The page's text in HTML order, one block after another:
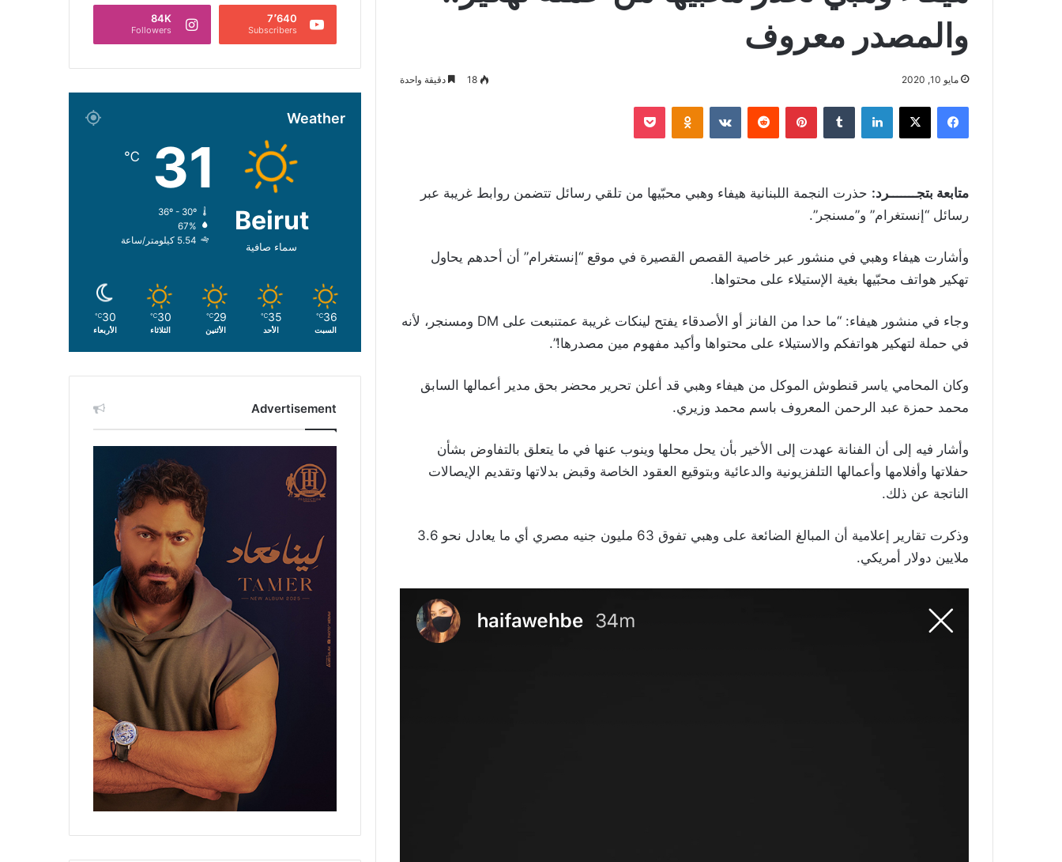
والمصدر معروف
مايو 10, 2020 18 دقيقة واحدة
فيسبوك ‫X لينكدإن بينتيريست Odnoklassniki
‫Pocket
متابعة بتجـــــــرد: حذرت النجمة اللبنانية هيفاء وهبي محبّيها من تلقي رسائل تتضمن روابط غريبة عبر
رسائل “إنستغرام” و”مسنجر”.
وأشارت هيفاء وهبي في منشور عبر خاصية القصص القصيرة في موقع “إنستغرام” أن أحدهم يحاول
تهكير هواتف محبّيها بغية الإستيلاء على محتواها.
وجاء في منشور هيفاء: “ما حدا من الفانز أو الأصدقاء يفتح لينكات غريبة عمتنبعت على DM ومسنجر، لأنه
في حملة لتهكير هواتفكم والاستيلاء على محتواها وأكيد مفهوم مين مصدرها!”.
وكان المحامي ياسر قنطوش الموكل من هيفاء وهبي قد أعلن تحرير محضر بحق مدير أعمالها السابق
محمد حمزة عبد الرحمن المعروف باسم محمد وزيري.
وأشار فيه إلى أن الفنانة عهدت إلى الأخير بأن يحل محلها وينوب عنها في ما يتعلق بالتفاوض بشأن
حفلاتها وأفلامها وأعمالها التلفزيونية والدعائية وبتوقيع العقود الخاصة وقبض بدلاتها وتقديم الإيصالات
الناتجة عن ذلك.
وذكرت تقارير إعلامية أن المبالغ الضائعة على وهبي تفوق 63 مليون جنيه مصري أي ما يعادل نحو 3.6
ملايين دولار أمريكي.
7٬640
Subscribers
84K
Followers
Weather
Beirut
سماء صافية
31
℃
36º - 30º
67%
5.54 كيلومتر/ساعة
36
℃
السبت
35
℃
الأحد
29
℃
الأثنين
30
℃
الثلاثاء
30
℃
الأربعاء
Advertisement